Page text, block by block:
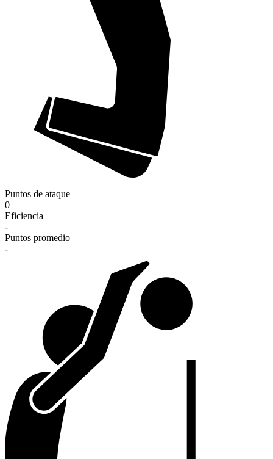
Puntos de ataque
0
Eficiencia
-
Puntos promedio
-